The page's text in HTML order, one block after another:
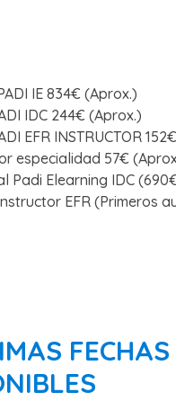
IE 834€ (Aprox.)
IDC 244€ (Aprox.)
EFR INSTRUCTOR
especialidad 57€
Padi Elearning IDC
EFR (Primeros
FECHAS